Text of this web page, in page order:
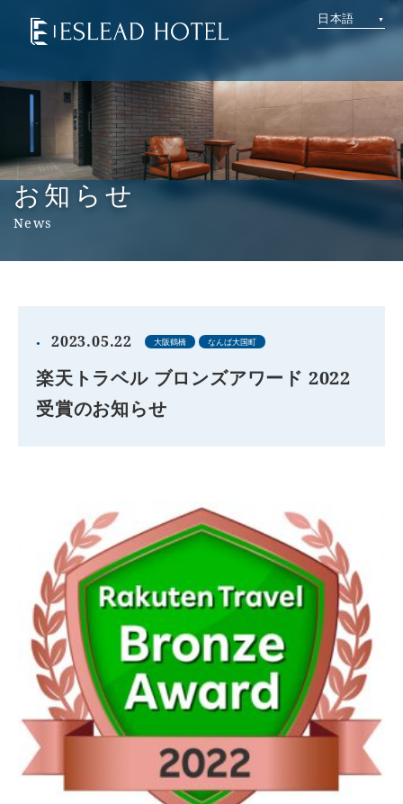
日本語
お知らせ
News
2023.05.22 大阪鶴橋 なんば大国町
楽天トラベル ブロンズアワード 2022
受賞のお知らせ